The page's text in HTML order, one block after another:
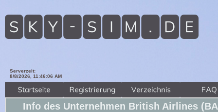
Serverzeit:
8/8/2026, 11:46:08 AM
Info des Unternehmen British Airlines